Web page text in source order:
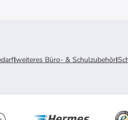
|weiteres Büro- & Schulzubehör|